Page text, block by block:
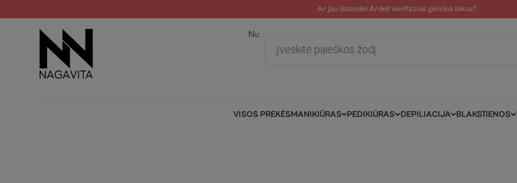
Ar jau išbandei Ardell vienfazius gelinius lakus?
Nuotolinė pagalba
search
VISOS PREKĖSMANIKIŪRAS PEDIKIŪRAS DEPILIACIJA BLAKSTIENOS